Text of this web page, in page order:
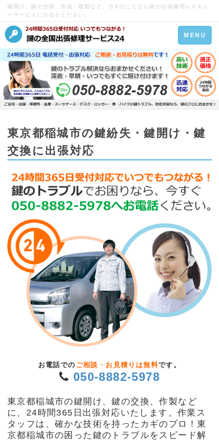
鍵開け、鍵の交換、作成・複製など、カギのことなら鍵の出張修理レスキュ
ーサービスにお任せください。
Toggle
navigation
MENU
東京都稲城市の鍵紛失・鍵開け・鍵
交換に出張対応
お電話での ご相談・お見積りは無料です。
050-8882-5978
東京都稲城市の鍵開け、鍵の交換、作製など
に、24時間365日出張対応いたします。作業ス
タッフは、確かな技術を持ったカギのプロ！東
京都稲城市の困った鍵のトラブルをスピード解